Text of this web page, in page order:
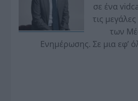
σε ένα
τις
των
Ενημέρωσης. Σε μια εφ’